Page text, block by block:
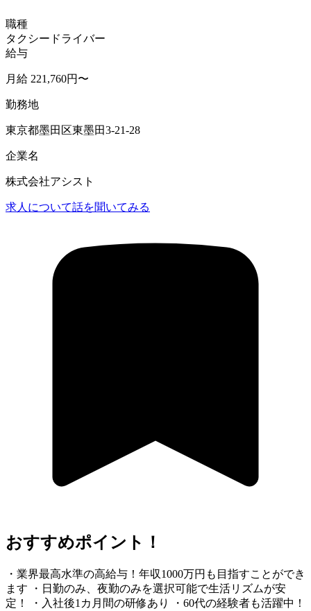
職種
タクシードライバー
給与
月給 221,760円〜
勤務地
東京都墨田区東墨田3-21-28
企業名
株式会社アシスト
求人について話を聞いてみる
おすすめポイント！
・業界最高水準の高給与！年収1000万円も目指すことができ
ます ・日勤のみ、夜勤のみを選択可能で生活リズムが安
定！ ・入社後1カ月間の研修あり ・60代の経験者も活躍中！